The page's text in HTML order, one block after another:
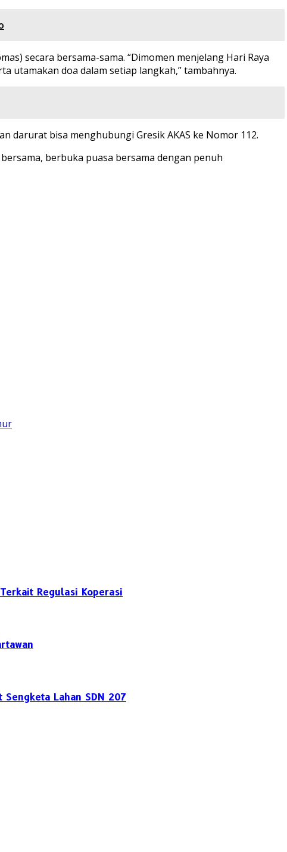
secara bersama-sama. “Dimomen menjelang Hari Raya
utamakan doa dalam setiap langkah,” tambahnya.
darurat bisa menghubungi Gresik AKAS ke Nomor 112.
berbuka puasa bersama dengan penuh
Regulasi Koperasi
Lahan SDN 207